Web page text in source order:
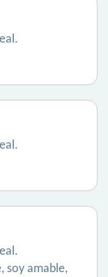
soy amable,